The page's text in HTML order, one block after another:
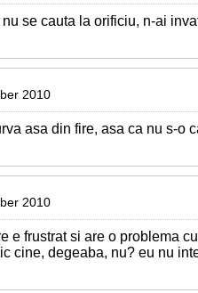
se cauta la orificiu, n-ai
2010
asa din fire, asa ca nu s-o
2010
e frustrat si are o problema
cine, degeaba, nu? eu nu